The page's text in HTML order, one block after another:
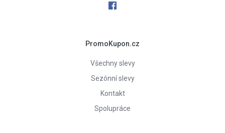
PromoKupon.cz
Všechny slevy
Sezónní slevy
Kontakt
Spolupráce